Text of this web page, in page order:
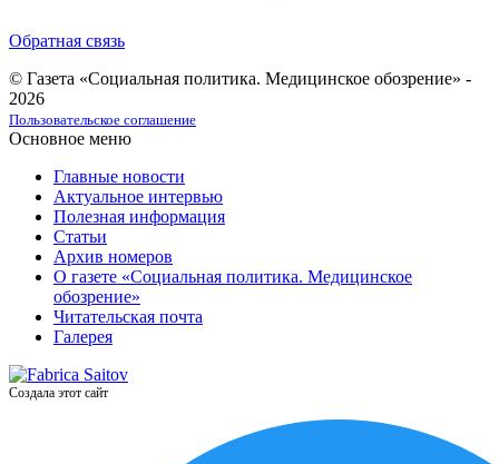
Обратная связь
© Газета «Социальная политика. Медицинское обозрение» -
2026
Пользовательское соглашение
Основное меню
Главные новости
Актуальное интервью
Полезная информация
Статьи
Архив номеров
О газете «Социальная политика. Медицинское
обозрение»
Читательская почта
Галерея
Создала этот сайт